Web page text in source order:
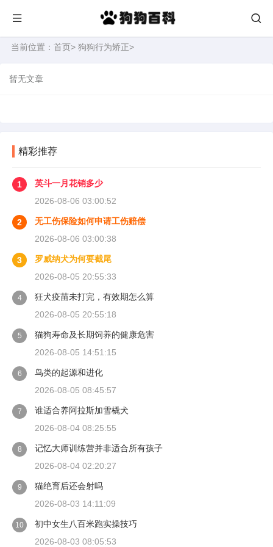
当前位置： 首页> 狗狗行为矫正>
暂无文章
精彩推荐
1
英斗一月花销多少
2026-08-06 03:00:52
2
无工伤保险如何申请工伤赔偿
2026-08-06 03:00:38
3
罗威纳犬为何要截尾
2026-08-05 20:55:33
4
狂犬疫苗未打完，有效期怎么算
2026-08-05 20:55:18
5
猫狗寿命及长期饲养的健康危害
2026-08-05 14:51:15
6
鸟类的起源和进化
2026-08-05 08:45:57
7
谁适合养阿拉斯加雪橇犬
2026-08-04 08:25:55
8
记忆大师训练营并非适合所有孩子
2026-08-04 02:20:27
9
猫绝育后还会射吗
2026-08-03 14:11:09
10
初中女生八百米跑实操技巧
2026-08-03 08:05:53